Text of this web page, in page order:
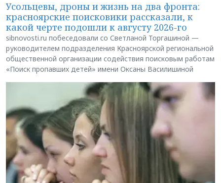
Усольцевы, дроны и жизнь на два фронта:
красноярские поисковики рассказали, к
какой черте подошли к августу 2026-го
sibnovosti.ru побеседовали со Светланой Торгашиной —
руководителем подразделения Красноярской региональной
общественной организации содействия поисковым работам
«Поиск пропавших детей» имени Оксаны Василишиной